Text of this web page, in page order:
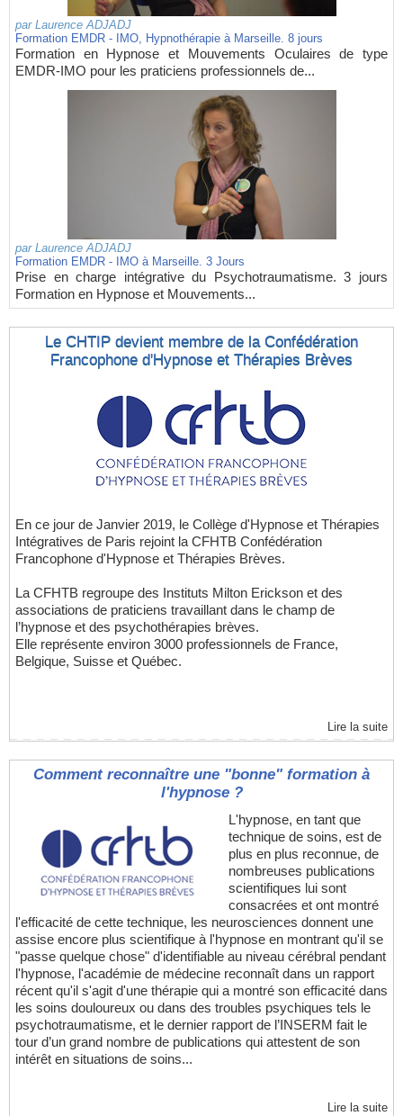
par Laurence ADJADJ
Formation EMDR - IMO, Hypnothérapie à Marseille. 8 jours
Formation en Hypnose et Mouvements Oculaires de type
EMDR-IMO pour les praticiens professionnels de...
par Laurence ADJADJ
Formation EMDR - IMO à Marseille. 3 Jours
Prise en charge intégrative du Psychotraumatisme. 3 jours
Formation en Hypnose et Mouvements...
Le CHTIP devient membre de la Confédération
Francophone d'Hypnose et Thérapies Brèves
En ce jour de Janvier 2019, le Collège d'Hypnose et Thérapies
Intégratives de Paris rejoint la CFHTB Confédération
Francophone d'Hypnose et Thérapies Brèves.
La CFHTB regroupe des Instituts Milton Erickson et des
associations de praticiens travaillant dans le champ de
l’hypnose et des psychothérapies brèves.
Elle représente environ 3000 professionnels de France,
Belgique, Suisse et Québec.
Lire la suite
Comment reconnaître une "bonne" formation à
l'hypnose ?
L'hypnose, en tant que
technique de soins, est de
plus en plus reconnue, de
nombreuses publications
scientifiques lui sont
consacrées et ont montré
l'efficacité de cette technique, les neurosciences donnent une
assise encore plus scientifique à l'hypnose en montrant qu'il se
"passe quelque chose" d'identifiable au niveau cérébral pendant
l'hypnose, l'académie de médecine reconnaît dans un rapport
récent qu'il s'agit d'une thérapie qui a montré son efficacité dans
les soins douloureux ou dans des troubles psychiques tels le
psychotraumatisme, et le dernier rapport de l’INSERM fait le
tour d’un grand nombre de publications qui attestent de son
intérêt en situations de soins...
Lire la suite